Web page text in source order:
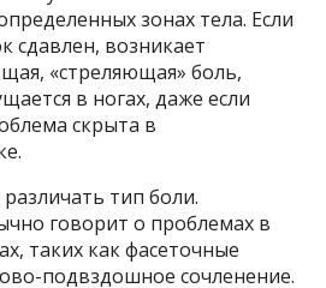
зонах тела. Если
сдавлен, возникает
«стреляющая» боль,
в ногах, даже если
скрыта в
тип боли.
говорит о проблемах в
таких как фасеточные
подвздошное сочленение.